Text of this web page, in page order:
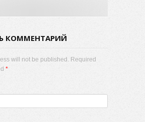
КОММЕНТАРИЙ
will not be published. Required
*